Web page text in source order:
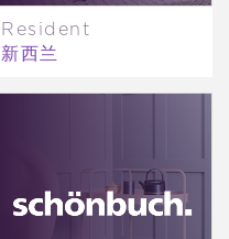
Resident
新西兰